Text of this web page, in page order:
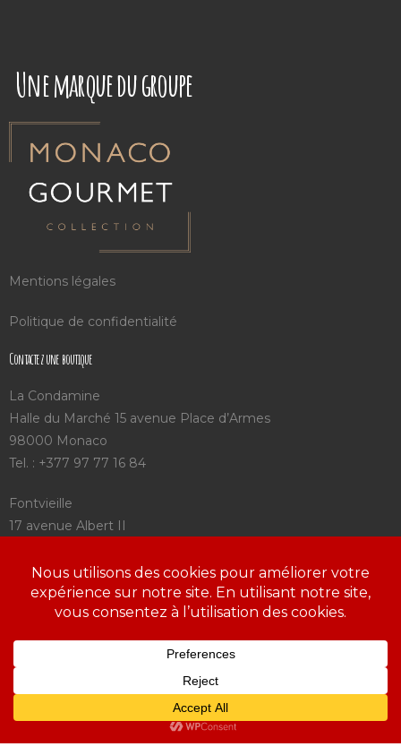
Une marque du groupe
Mentions légales
Politique de confidentialité
Contactez une boutique
La Condamine
Halle du Marché 15 avenue Place d’Armes
98000 Monaco
Tel. : +377 97 77 16 84
Fontvieille
17 avenue Albert II
Tel. : +377 92 05 75 25
Saint Charles
https://www.aroca.mc/mentions-legales-a-roca/